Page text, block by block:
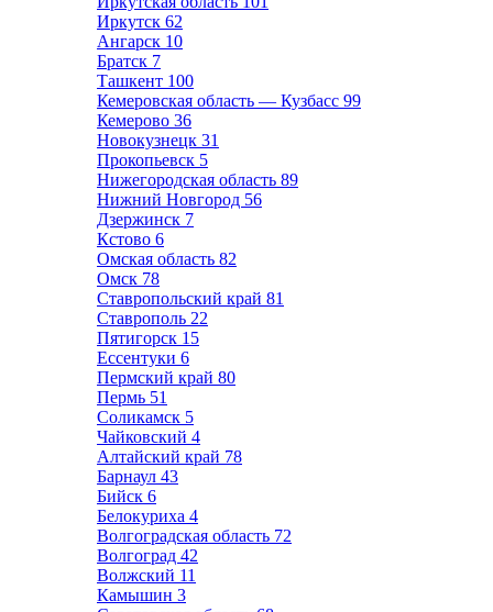
Иркутск 62
Ангарск 10
Братск 7
Ташкент 100
Кемеровская область — Кузбасс 99
Кемерово 36
Новокузнецк 31
Прокопьевск 5
Нижегородская область 89
Нижний Новгород 56
Дзержинск 7
Кстово 6
Омская область 82
Омск 78
Ставропольский край 81
Ставрополь 22
Пятигорск 15
Ессентуки 6
Пермский край 80
Пермь 51
Соликамск 5
Чайковский 4
Алтайский край 78
Барнаул 43
Бийск 6
Белокуриха 4
Волгоградская область 72
Волгоград 42
Волжский 11
Камышин 3